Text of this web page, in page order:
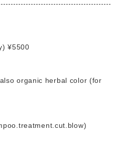
¥5500
organic herbal color (for